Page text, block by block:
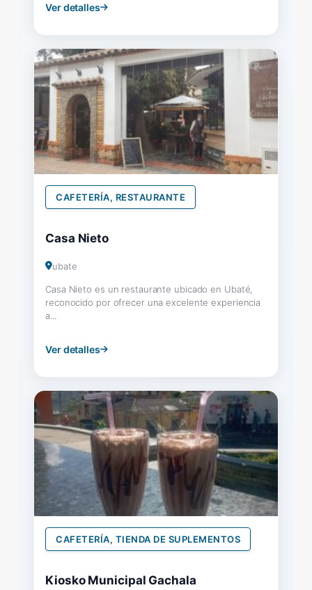
Ver detalles
CAFETERÍA, RESTAURANTE
Casa Nieto
ubate
Casa Nieto es un restaurante ubicado en Ubaté,
reconocido por ofrecer una excelente experiencia
a...
Ver detalles
CAFETERÍA, TIENDA DE SUPLEMENTOS
Kiosko Municipal Gachala